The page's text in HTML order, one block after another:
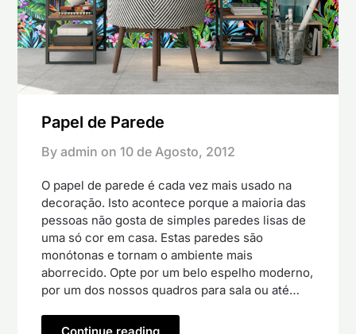
Papel de Parede
By admin on 10 de Agosto, 2012
O papel de parede é cada vez mais usado na
decoração. Isto acontece porque a maioria das
pessoas não gosta de simples paredes lisas de
uma só cor em casa. Estas paredes são
monótonas e tornam o ambiente mais
aborrecido. Opte por um belo espelho moderno,
por um dos nossos quadros para sala ou até…